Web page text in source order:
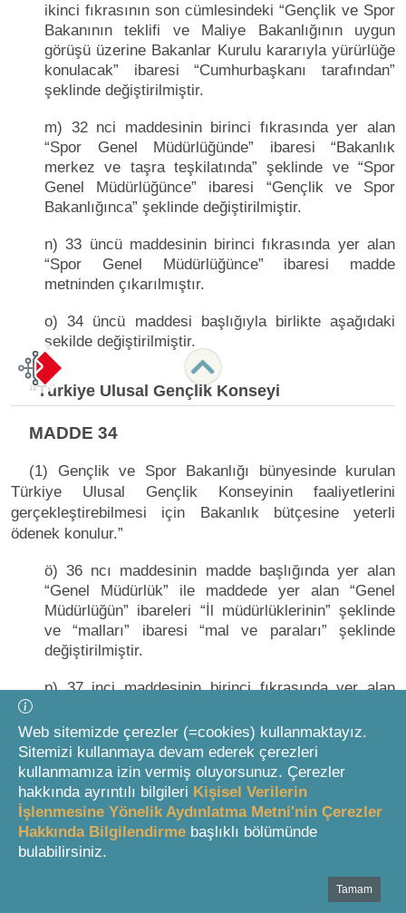
ikinci fıkrasının son cümlesindeki “Gençlik ve Spor
Bakanının teklifi ve Maliye Bakanlığının uygun
görüşü üzerine Bakanlar Kurulu kararıyla yürürlüğe
konulacak” ibaresi “Cumhurbaşkanı tarafından”
şeklinde değiştirilmiştir.
m) 32 nci maddesinin birinci fıkrasında yer alan
“Spor Genel Müdürlüğünde” ibaresi “Bakanlık
merkez ve taşra teşkilatında” şeklinde ve “Spor
Genel Müdürlüğünce” ibaresi “Gençlik ve Spor
Bakanlığınca” şeklinde değiştirilmiştir.
n) 33 üncü maddesinin birinci fıkrasında yer alan
“Spor Genel Müdürlüğünce” ibaresi madde
metninden çıkarılmıştır.
o) 34 üncü maddesi başlığıyla birlikte aşağıdaki
şekilde değiştirilmiştir.
“Türkiye Ulusal Gençlik Konseyi
MADDE 34
(1) Gençlik ve Spor Bakanlığı bünyesinde kurulan
Türkiye Ulusal Gençlik Konseyinin faaliyetlerini
gerçekleştirebilmesi için Bakanlık bütçesine yeterli
ödenek konulur.”
ö) 36 ncı maddesinin madde başlığında yer alan
“Genel Müdürlük” ile maddede yer alan “Genel
Müdürlüğün” ibareleri “İl müdürlüklerinin” şeklinde
ve “malları” ibaresi “mal ve paraları” şeklinde
değiştirilmiştir.
p) 37 inci maddesinin birinci fıkrasında yer alan
Bakanlığı” şeklinde değiştirilmiştir.
r) Ek 2 nci maddesinde yer alan “Çalışma ve
Sosyal Güvenlik bakanlıklarıyla” ifadesi “Çalışma,
Sosyal Hizmetler ve Aile Bakanlığıyla” şeklinde
değiştirilmiştir.
s) Ek 3 üncü maddesinin birinci fıkrasında yer alan
“Spor Genel Müdürlüğü” ibaresi “Gençlik ve Spor
Bakanlığı” şeklinde, ikinci fıkrasında yer alan
Web sitemizde çerezler (=cookies) kullanmaktayız.
Sitemizi kullanmaya devam ederek çerezleri
kullanmamıza izin vermiş oluyorsunuz. Çerezler
hakkında ayrıntılı bilgileri Kişisel Verilerin
İşlenmesine Yönelik Aydınlatma Metni'nin Çerezler
Hakkında Bilgilendirme başlıklı bölümünde
bulabilirsiniz.
Tamam